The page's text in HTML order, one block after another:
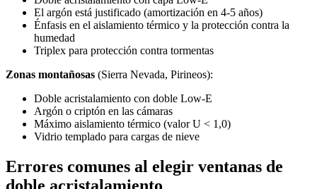
El argón está justificado (amortización en 4-5 años)
Énfasis en el aislamiento térmico y la protección contra la
humedad
Triplex para protección contra tormentas
Zonas montañosas (Sierra Nevada, Pirineos):
Doble acristalamiento con doble Low-E
Argón o criptón en las cámaras
Máximo aislamiento térmico (valor U < 1,0)
Vidrio templado para cargas de nieve
Errores comunes al elegir ventanas de
doble acristalamiento